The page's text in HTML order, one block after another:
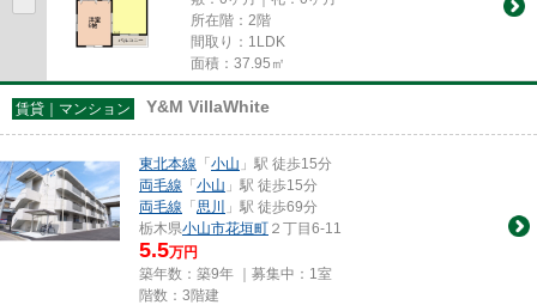
所在階：2階
間取り：1LDK
面積：37.95㎡
賃貸｜マンション Y&M VillaWhite
東北本線 「小山 」駅 徒歩15分
両毛線 「小山 」駅 徒歩15分
両毛線 「思川
」駅 徒歩69分
栃木県小山市花垣町 ２丁目6-11
5.5万円
築年数：築9年 ｜募集中： 1室
階数：3階建